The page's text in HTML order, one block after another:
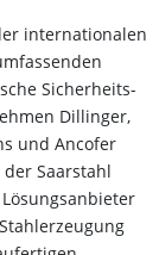
internationalen
Sicherheits-
Dillinger,
und Ancofer
Saarstahl